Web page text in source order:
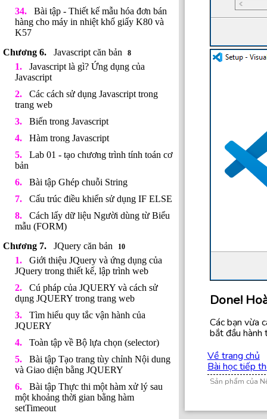
Bài tập - Thiết kế mẫu hóa đơn bán
hàng cho máy in nhiệt khổ giấy K80 và
K57
Javascript căn bản
8
Javascript là gì? Ứng dụng của
Javascript
Các cách sử dụng Javascript trong
trang web
Biến trong Javascript
Hàm trong Javascript
Lab 01 - tạo chương trình tính toán cơ
bản
Bài tập Ghép chuỗi String
Cấu trúc điều khiển sử dụng IF ELSE
Cách lấy dữ liệu Người dùng từ Biểu
mẫu (FORM)
JQuery căn bản
10
Giới thiệu JQuery và ứng dụng của
JQuery trong thiết kế, lập trình web
Cú pháp của JQUERY và cách sử
dụng JQUERY trong trang web
Tìm hiểu quy tắc vận hành của
JQUERY
Toàn tập về Bộ lựa chọn (selector)
Bài tập Tạo trang tùy chỉnh Nội dung
và Giao diện bằng JQUERY
Bài tập Thực thi một hàm xử lý sau
một khoảng thời gian bằng hàm
setTimeout
Done!
Các bạn vừa
bắt đầu hành
Về trang chủ
Bài học tiếp
Sản phẩm của